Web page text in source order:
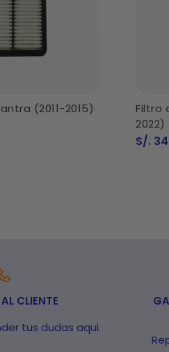
(2011-2015)
Filtro
de
S/.
CLIENTE
tus dudas aqui.